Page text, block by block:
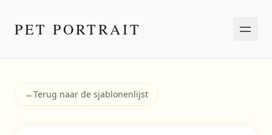
PET PORTRAIT
←Terug naar de sjablonenlijst